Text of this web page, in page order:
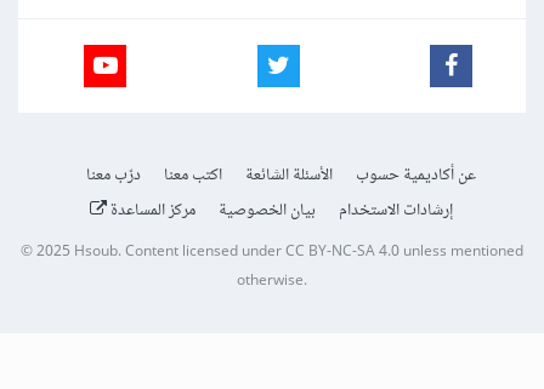
عن أكاديمية حسوب الأسئلة الشائعة اكتب معنا
درّب معنا
إرشادات الاستخدام
بيان الخصوصية مركز المساعدة
© 2025 Hsoub.Content licensed underCC BY-NC-SA 4.0unless mentioned
otherwise.